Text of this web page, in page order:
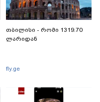
თბილისი - რომი 1319.70
ლარიდან
fly.ge